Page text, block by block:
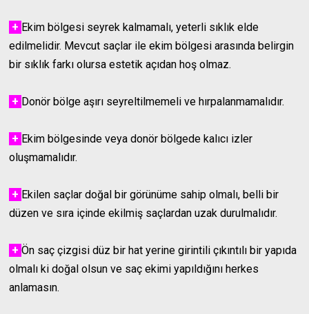
+ Ekim bölgesi seyrek kalmamalı, yeterli sıklık elde
edilmelidir. Mevcut saçlar ile ekim bölgesi arasında belirgin
bir sıklık farkı olursa estetik açıdan hoş olmaz.
+ Donör bölge aşırı seyreltilmemeli ve hırpalanmamalıdır.
+ Ekim bölgesinde veya donör bölgede kalıcı izler
oluşmamalıdır.
+ Ekilen saçlar doğal bir görünüme sahip olmalı, belli bir
düzen ve sıra içinde ekilmiş saçlardan uzak durulmalıdır.
+Ön saç çizgisi düz bir hat yerine girintili çıkıntılı bir yapıda
olmalı ki doğal olsun ve saç ekimi yapıldığını herkes
anlamasın.